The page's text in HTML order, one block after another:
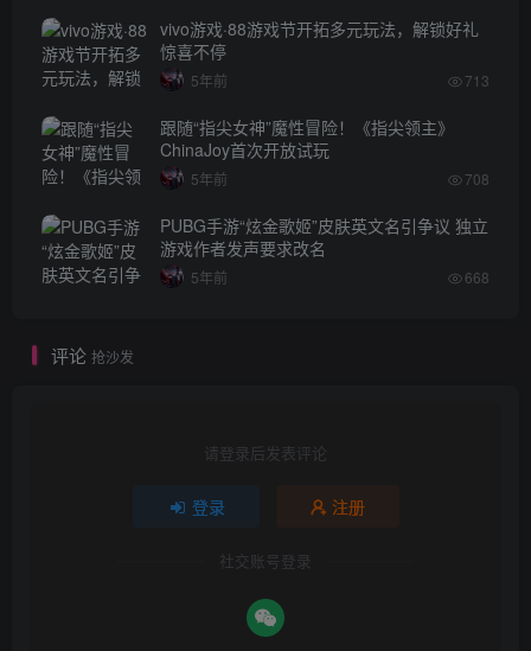
vivo游戏·88游戏节开拓多元玩法，解锁好礼
惊喜不停
5年前 713
跟随“指尖女神”魔性冒险！《指尖领主》
ChinaJoy首次开放试玩
5年前 708
PUBG手游“炫金歌姬”皮肤英文名引争议 独立
游戏作者发声要求改名
5年前 668
评论 抢沙发
请登录后发表评论
登录 注册
社交账号登录